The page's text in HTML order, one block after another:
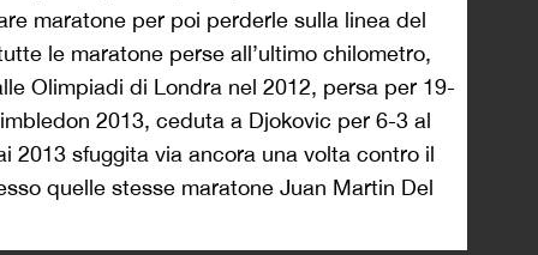
maratone per poi perderle sulla linea del
le maratone perse all’ultimo chilometro,
Olimpiadi di Londra nel 2012, persa per 19-
2013, ceduta a Djokovic per 6-3 al
2013 sfuggita via ancora una volta contro il
quelle stesse maratone Juan Martin Del